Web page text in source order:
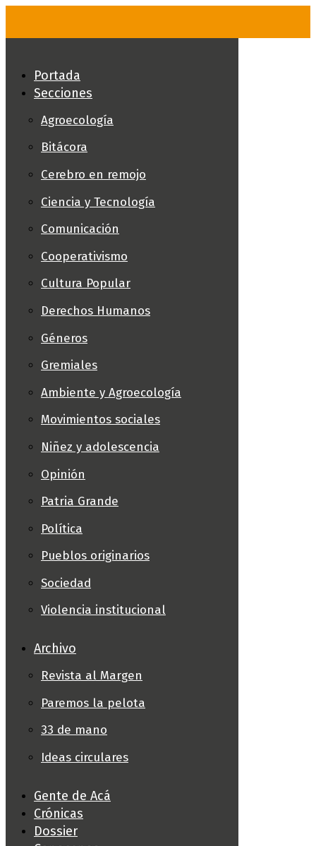
Portada
Secciones
Agroecología
Bitácora
Cerebro en remojo
Ciencia y Tecnología
Comunicación
Cooperativismo
Cultura Popular
Derechos Humanos
Géneros
Gremiales
Ambiente y Agroecología
Movimientos sociales
Niñez y adolescencia
Opinión
Patria Grande
Política
Pueblos originarios
Sociedad
Violencia institucional
Archivo
Revista al Margen
Paremos la pelota
33 de mano
Ideas circulares
Gente de Acá
Crónicas
Dossier